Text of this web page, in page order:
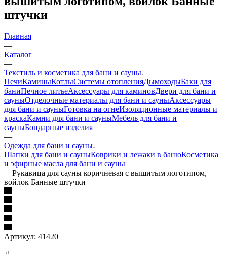
штучки
Главная
—
Каталог
—
Текстиль и косметика для бани и сауны
ПечиКаминыКотлыСистемы отопленияДымоходыБаки для
баниПечное литьеАксессуары для каминовДвери для бани и
сауныОтделочные материалы для бани и сауныАксессуары
для бани и сауныГотовка на огнеИзоляционные материалы и
краскаКамни для бани и сауныМебель для бани и
сауныБондарные изделия
—
Одежда для бани и сауны
Шапки для бани и сауныКоврики и лежаки в банюКосметика
и эфирные масла для бани и сауны
—Рукавица для сауны коричневая с вышитым логотипом,
войлок Банные штучки
Артикул: 41420